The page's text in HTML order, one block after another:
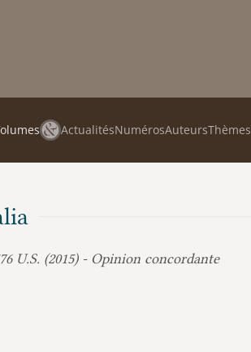
ActualitésNumérosAuteursThèmes
U.S. (2015) - Opinion concordante